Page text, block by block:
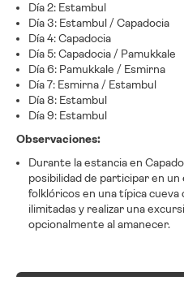
Día 2: Estambul
Día 3: Estambul / Capadocia
Día 4: Capadocia
Día 5: Capadocia / Pamukkale
Día 6: Pamukkale / Esmirna
Día 7: Esmirna / Estambul
Día 8: Estambul
Día 9: Estambul
Observaciones:
Durante la estancia en
posibilidad de participar en
folklóricos en una típica cueva
ilimitadas y realizar una
opcionalmente al amanecer.